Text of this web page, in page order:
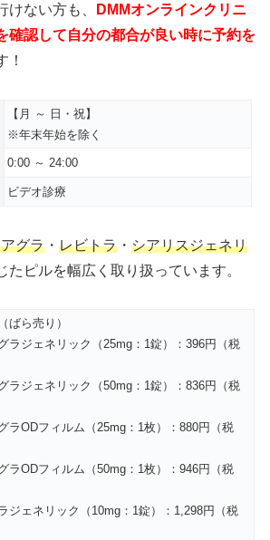
けない方も、
DMMオンラインクリニ
確認して自分の都合が良い時に予約を
！
【月 ～ 日・祝】
※年末年始を除く
0:00 ～ 24:00
ビデオ診療
グラ ・ レビトラ ・ シアリスジェネリ
たピルを幅広く取り扱っています。
ばら売り）
ラジェネリック（25mg：1錠）：396円（税
ラジェネリック（50mg：1錠）：836円（税
ラODフィルム（25mg：1枚）：880円（税
ラODフィルム（50mg：1枚）：946円（税
ジェネリック（10mg：1錠）：1,298円（税